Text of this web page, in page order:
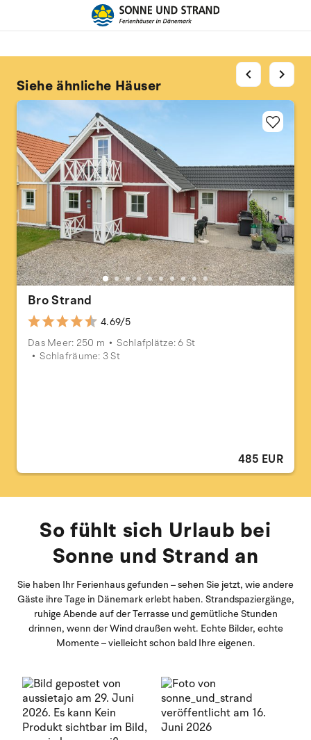
Siehe ähnliche Häuser
Bro Strand
4.69/5
Das Meer: 250 m
Schlafplätze: 6 St
Schlafräume: 3 St
485 EUR
chevron_left chevron_right
So fühlt sich Urlaub bei
Sonne und Strand an
Sie haben Ihr Ferienhaus gefunden – sehen Sie jetzt, wie andere
Gäste ihre Tage in Dänemark erlebt haben. Strandspaziergänge,
ruhige Abende auf der Terrasse und gemütliche Stunden
drinnen, wenn der Wind draußen weht. Echte Bilder, echte
Momente – vielleicht schon bald Ihre eigenen.